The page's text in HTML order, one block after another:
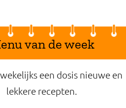
van de week
een dosis nieuwe en
lekkere recepten.